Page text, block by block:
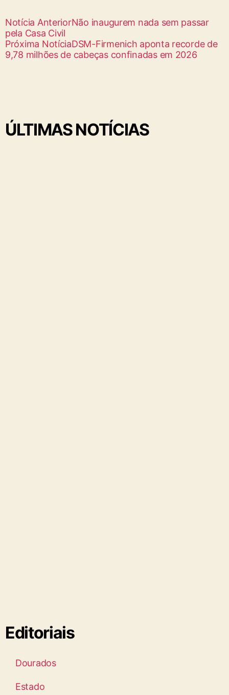
Notícia AnteriorNão inaugurem nada sem passar
pela Casa Civil
Próxima NotíciaDSM-Firmenich aponta recorde de
9,78 milhões de cabeças confinadas em 2026
ÚLTIMAS NOTÍCIAS
Editoriais
Dourados
Estado